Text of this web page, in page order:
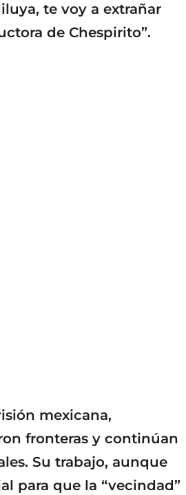
te voy a extrañar
de Chespirito”.
mexicana,
fronteras y continúan
Su trabajo, aunque
para que la “vecindad”